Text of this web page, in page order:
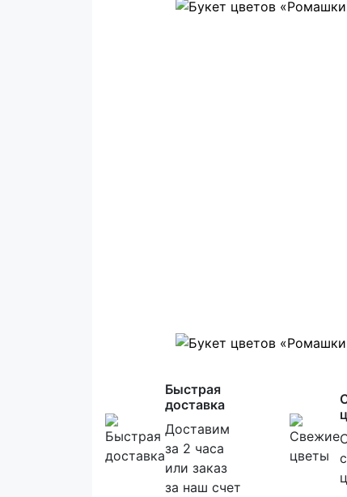
Быстрая
доставка
Доставим
за 2 часа
или заказ
за наш счет